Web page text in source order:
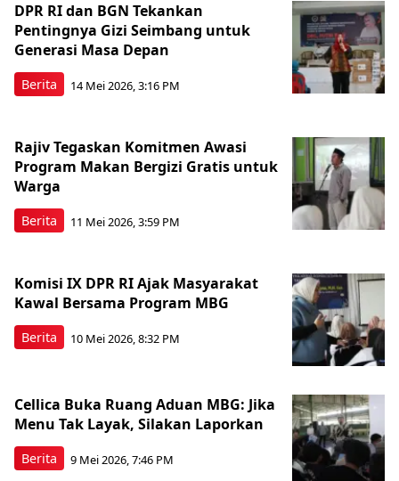
Berita
DPR RI dan BGN Tekankan
Pentingnya Gizi Seimbang untuk
Generasi Masa Depan
14 Mei 2026, 3:16 PM
Berita
Rajiv Tegaskan Komitmen Awasi
Program Makan Bergizi Gratis untuk
Warga
11 Mei 2026, 3:59 PM
Berita
Komisi IX DPR RI Ajak Masyarakat
Kawal Bersama Program MBG
10 Mei 2026, 8:32 PM
Berita
Cellica Buka Ruang Aduan MBG: Jika
Menu Tak Layak, Silakan Laporkan
9 Mei 2026, 7:46 PM